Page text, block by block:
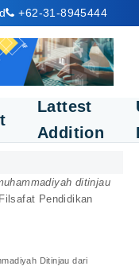
+62-31-8945444
Lattest
Addition
ditinjau
Filsafat Pendidikan
Ditinjau dari